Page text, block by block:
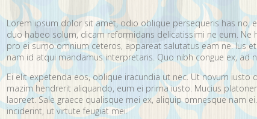
Lorem ipsum dolor sit amet, odio oblique persequeris has no,
duo habeo solum, dicam reformidans delicatissimi ne eum. Ne
pro ei sumo omnium ceteros, appareat salutatus eam ne. Ius
nam id atqui mandamus interpretaris. Quo nibh congue ex, ad
Ei elit expetenda eos, oblique iracundia ut nec. Ut novum iusto
mazim hendrerit aliquando, eum ei prima iusto. Mucius
laoreet. Sale graece qualisque mei ex, aliquip omnesque nam
inciderint, ut virtute feugiat mei.